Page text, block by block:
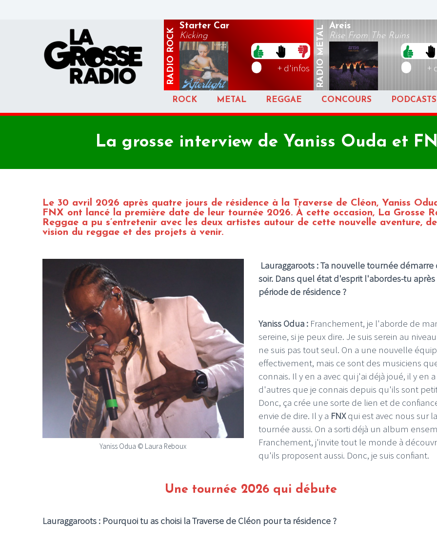
RADIO
ROCK
Starter Car
Kicking
+ d'infos RADIO
METAL Areis
Rise From The Ruins
+
ROCK METAL REGGAE CONCOURS PODCASTS
La grosse interview de Yaniss Ouda et
Le 30 avril 2026 après quatre jours de résidence à la Traverse de Cléon, Yaniss
FNX ont lancé la première date de leur tournée 2026. À cette occasion, La Grosse
Reggae a pu s’entretenir avec les deux artistes autour de cette nouvelle aventure,
vision du reggae et des projets à venir.
Yaniss Odua © Laura Reboux
Lauraggaroots : Ta nouvelle tournée démarre
soir. Dans quel état d'esprit l'abordes-tu
période de résidence ?
Yaniss Odua :Franchement, je l'aborde de
sereine, si je peux dire. Je suis serein au
ne suis pas tout seul. On a une nouvelle
effectivement, mais ce sont des musiciens
connais. Il y en a avec qui j'ai déjà joué, il y en a
d'autres que je connais depuis qu'ils sont
Donc, ça crée une sorte de lien et de
envie de dire. Il y a FNXqui est avec nous sur la
tournée aussi. On a sorti déjà un album
Franchement, j'invite tout le monde à
qu'ils proposent aussi. Donc, je suis confiant.
Une tournée 2026 qui débute
Lauraggaroots : Pourquoi tu as choisi la Traverse de Cléon pour ta résidence ?